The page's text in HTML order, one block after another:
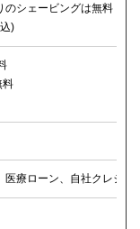
のシェービングは無料
)
料
医療ローン、自社クレジッ